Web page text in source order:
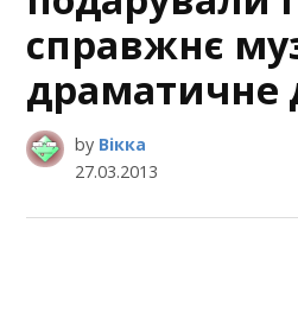
справжнє
драматичне
by Вікка
27.03.2013